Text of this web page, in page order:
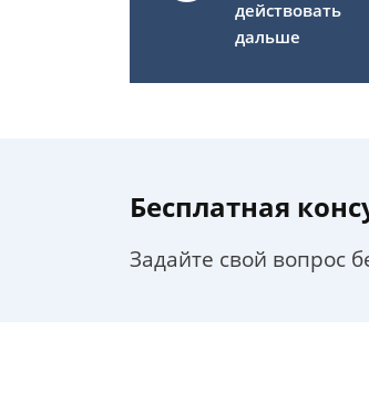
действовать
дальше
Бесплатная
Задайте свой вопрос